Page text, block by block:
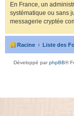
En France, un
systématique ou sans
messagerie cryptée
Racine Liste des
Développé parphpBB®